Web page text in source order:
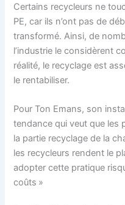
Certains recycleurs ne
PE, car ils n’ont pas de
transformé. Ainsi, de
l’industrie le considèrent
réalité, le recyclage est
le rentabiliser.
Pour Ton Emans, son
tendance qui veut que les
la partie recyclage de la
les recycleurs rendent le
adopter cette pratique
coûts »